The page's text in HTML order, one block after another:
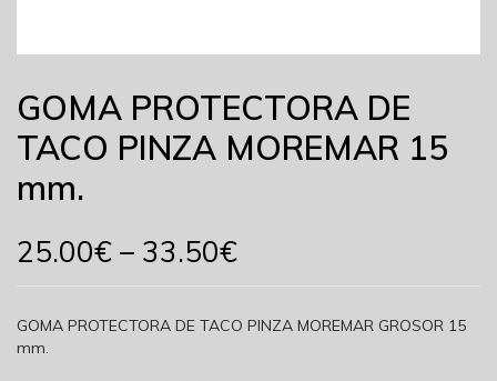
GOMA PROTECTORA DE
TACO PINZA MOREMAR 15
mm.
25.00€ – 33.50€
GOMA PROTECTORA DE TACO PINZA MOREMAR GROSOR 15
mm.